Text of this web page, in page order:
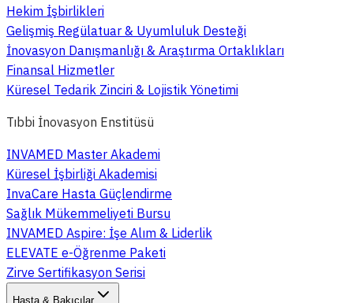
Hekim İşbirlikleri
Gelişmiş Regülatuar & Uyumluluk Desteği
İnovasyon Danışmanlığı & Araştırma Ortaklıkları
Finansal Hizmetler
Küresel Tedarik Zinciri & Lojistik Yönetimi
Tıbbi İnovasyon Enstitüsü
INVAMED Master Akademi
Küresel İşbirliği Akademisi
InvaCare Hasta Güçlendirme
Sağlık Mükemmeliyeti Bursu
INVAMED Aspire: İşe Alım & Liderlik
ELEVATE e-Öğrenme Paketi
Zirve Sertifikasyon Serisi
Hasta & Bakıcılar